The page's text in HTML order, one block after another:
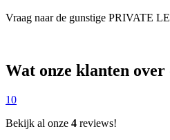
Vraag naar de gunstige PRIVATE
Wat onze klanten over
10
Bekijk al onze 4 reviews!